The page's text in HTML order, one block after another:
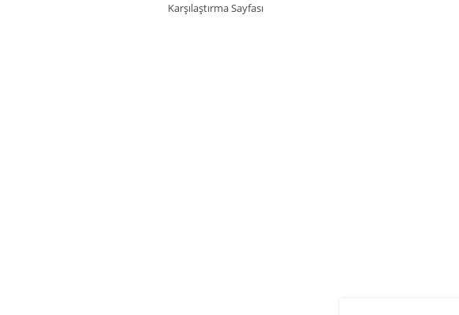
Karşılaştırma Sayfası